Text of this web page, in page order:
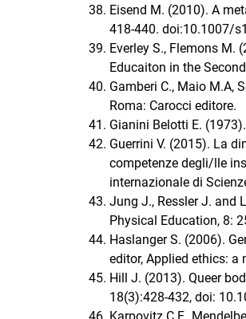
Eisend M. (2010). A
418-440. doi:10.1007/
Everley S., Flemons M.
Educaiton in the
Gamberi C., Maio M.A,
Roma: Carocci editore.
Gianini Belotti E.
Guerrini V. (2015). La
competenze degli/lle
internazionale di
Jung J., Ressler J. and
Physical Education, 8:
Haslanger S. (2006).
editor, Applied ethics: a
Hill J. (2013). Queer
18(3):428-432, doi: